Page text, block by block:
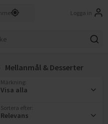
Logga in
Mellanmål & Desserter
Märkning
Visa alla
Sortera efter:
Relevans